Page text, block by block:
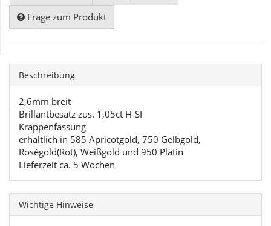
Frage zum Produkt
Beschreibung
2,6mm breit
Brillantbesatz zus. 1,05ct H-SI
Krappenfassung
erhältlich in 585 Apricotgold, 750 Gelbgold,
Roségold(Rot), Weißgold und 950 Platin
Lieferzeit ca. 5 Wochen
Wichtige Hinweise